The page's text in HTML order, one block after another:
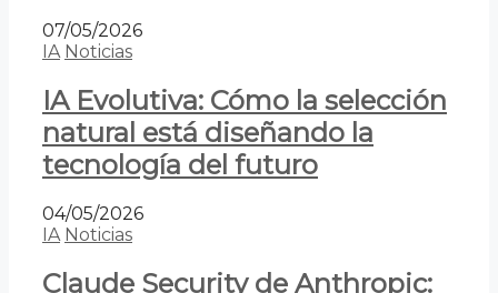
07/05/2026
IA Noticias
IA Evolutiva: Cómo la selección
natural está diseñando la
tecnología del futuro
04/05/2026
IA Noticias
Claude Security de Anthropic: